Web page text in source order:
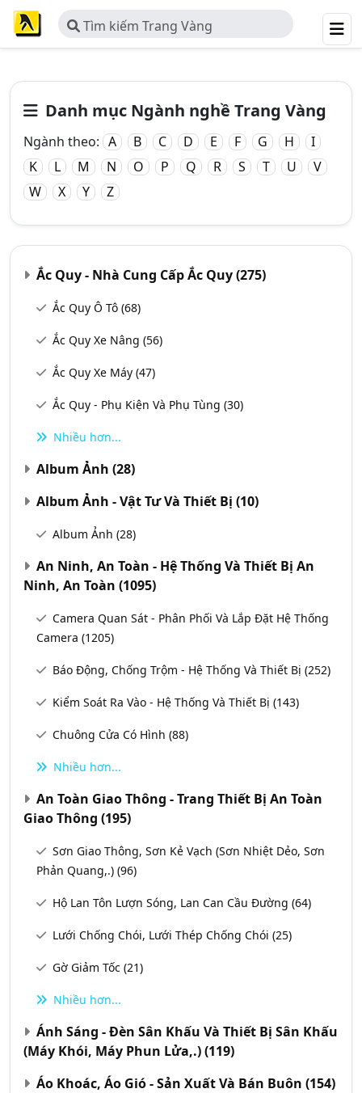
Tìm kiếm Trang Vàng
Danh mục Ngành nghề Trang Vàng
Ngành theo: A B C D E F G H
I
K
L M N O P Q R S T U
V
W
X Y Z
Ắc Quy - Nhà Cung Cấp Ắc Quy(275)
Ắc Quy Ô Tô (68)
Ắc Quy Xe Nâng (56)
Ắc Quy Xe Máy (47)
Ắc Quy - Phụ Kiện Và Phụ Tùng (30)
Nhiều hơn...
Album Ảnh (28)
Album Ảnh - Vật Tư Và Thiết Bị (10)
Album Ảnh (28)
An Ninh, An Toàn - Hệ Thống Và Thiết Bị An
Ninh, An Toàn (1095)
Camera Quan Sát - Phân Phối Và Lắp Đặt Hệ Thống
Camera (1205)
Báo Động, Chống Trộm - Hệ Thống Và Thiết Bị (252)
Kiểm Soát Ra Vào - Hệ Thống Và Thiết Bị (143)
Chuông Cửa Có Hình (88)
Nhiều hơn...
An Toàn Giao Thông - Trang Thiết Bị An Toàn
Giao Thông (195)
Sơn Giao Thông, Sơn Kẻ Vạch (Sơn Nhiệt Dẻo, Sơn
Phản Quang,.) (96)
Hộ Lan Tôn Lượn Sóng, Lan Can Cầu Đường (64)
Lưới Chống Chói, Lưới Thép Chống Chói (25)
Gờ Giảm Tốc (21)
Nhiều hơn...
Ánh Sáng - Đèn Sân Khấu Và Thiết Bị Sân Khấu
(Máy Khói, Máy Phun Lửa,.)(119)
Áo Khoác, Áo Gió - Sản Xuất Và Bán Buôn (154)